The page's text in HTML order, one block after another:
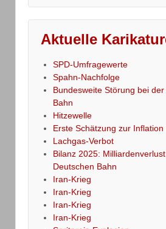
Aktuelle
SPD-Umfragewerte
Spahn-Nachfolge
Bundesweite Störung bei
Bahn
Hitzewelle
Erste Schätzung zur Inflation
Lachgas-Verbot
Bilanz 2025:
Deutschen Bahn
Iran-Krieg
Iran-Krieg
Iran-Krieg
Iran-Krieg